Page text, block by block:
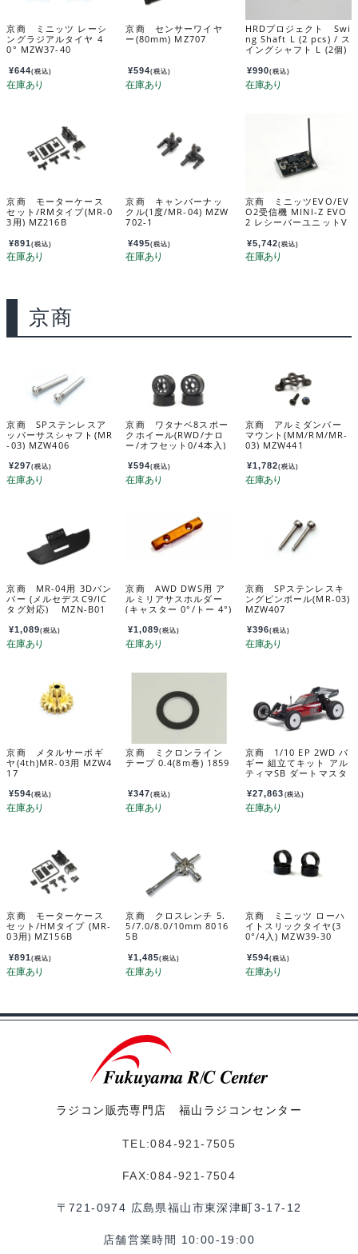
京商 ミニッツ レーシ
ングラジアルタイヤ 4
0° MZW37-40
¥644(税込)
京商 センサーワイヤ
ー(80mm) MZ707
¥594(税込)
HRDプロジェクト Swi
ng Shaft L (2 pcs) / ス
イングシャフト L (2個)
¥990(税込)
京商 モーターケース
セット/RMタイプ(MR-0
3用) MZ216B
¥891(税込)
京商 キャンバーナッ
クル(1度/MR-04) MZW
702-1
¥495(税込)
京商 ミニッツEVO/EV
O2受信機 MINI-Z EVO
2 レシーバーユニットV
46
¥5,742(税込)
京商
京商 SPステンレスア
ッパーサスシャフト(MR
-03) MZW406
¥297(税込)
京商 ワタナベ8スポー
クホイール(RWD/ナロ
ー/オフセット0/4本入)
¥594(税込)
京商 アルミダンパー
マウント(MM/RM/MR-
03) MZW441
¥1,782(税込)
京商 MR-04用 3Dバン
パー (メルセデスC9/IC
タグ対応) MZN-B01
¥1,089(税込)
京商 AWD DWS用 ア
ルミリアサスホルダー
(キャスター 0°/トー 4°)
¥1,089(税込)
京商 SPステンレスキ
ングピンボール(MR-03)
MZW407
¥396(税込)
京商 メタルサーボギ
ヤ(4th)MR-03用 MZW4
17
¥594(税込)
京商 ミクロンライン
テープ 0.4(8m巻) 1859
¥347(税込)
京商 1/10 EP 2WD バ
ギー 組立てキット アル
ティマSB ダートマスタ
¥27,863 (税込)
京商 モーターケース
セット/HMタイプ (MR-
03用) MZ156B
¥891(税込)
京商 クロスレンチ 5.
5/7.0/8.0/10mm 8016
5B
¥1,485(税込)
京商 ミニッツ ローハ
イトスリックタイヤ(3
0°/4入) MZW39-30
¥594(税込)
ラジコン販売専門店 福山ラジコンセンター
TEL:084-921-7505
FAX:084-921-7504
〒721-0974 広島県福山市東深津町3-17-12
店舗営業時間 10:00-19:00